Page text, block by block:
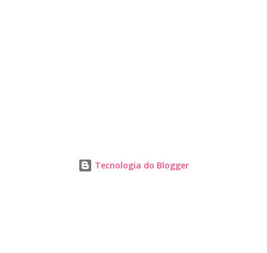
Tecnologia do Blogger